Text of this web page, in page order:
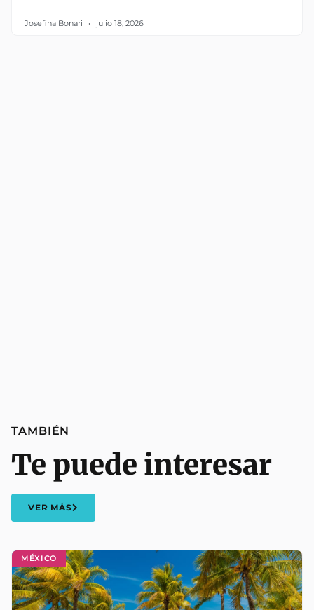
Josefina Bonari julio 18, 2026
MÉXICO
TAMBIÉN
Te puede interesar
VER MÁS